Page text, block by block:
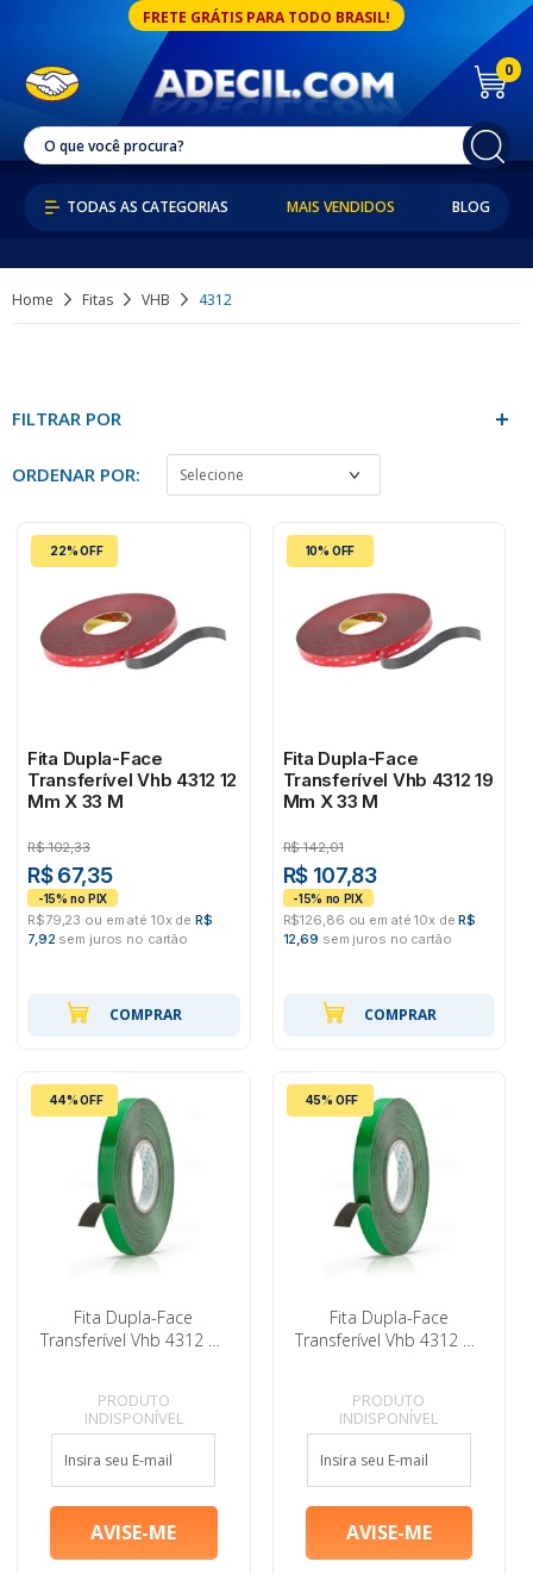
FRETE GRÁTIS PARA TODO BRASIL!
0
MAIS VENDIDOS BLOG
Home Fitas VHB 4312
FILTRAR POR
ORDENAR POR:
22% OFF
Fita Dupla-Face
Transferível Vhb 4312 12
Mm X 33 M
R$ 102,33
R$ 67,35
R$79,23 ou em até 10x de R$
7,92 sem juros no cartão
COMPRAR
10% OFF
Fita Dupla-Face
Transferível Vhb 4312 19
Mm X 33 M
R$ 142,01
R$ 107,83
R$126,86 ou em até 10x deR$
12,69 sem juros no cartão
COMPRAR
44% OFF
Fita Dupla-Face
Transferível Vhb 4312 15
PRODUTO
INDISPONÍVEL
45% OFF
Fita Dupla-Face
Transferível Vhb 4312 25
PRODUTO
INDISPONÍVEL